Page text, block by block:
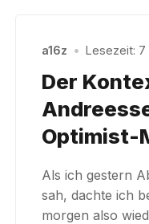
a16z • Lesezeit: 7
Der
Optimist-
Als ich gestern
sah, dachte ich
morgen also